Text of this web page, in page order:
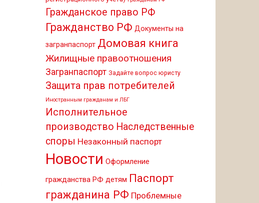
Гражданское право РФ
Гражданство РФ Документы на
загранпаспорт Домовая книга
Жилищные правоотношения
Загранпаспорт Задайте вопрос юристу
Защита прав потребителей
Иностранным гражданам и ЛБГ
Исполнительное
производство Наследственные
споры Незаконный паспорт
Новости Оформление
гражданства РФ детям Паспорт
гражданина РФ Проблемные